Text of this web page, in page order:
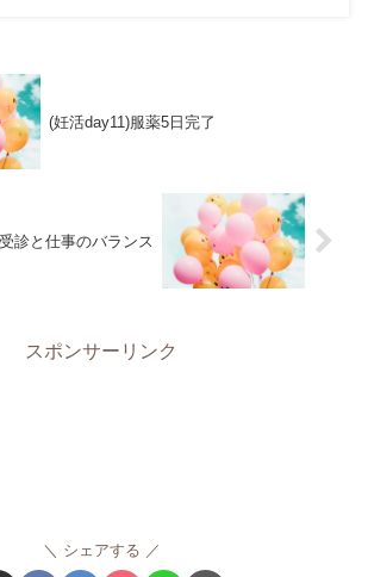
(妊活day11)服薬5日完了
診と仕事のバランス
スポンサーリンク
シェアする